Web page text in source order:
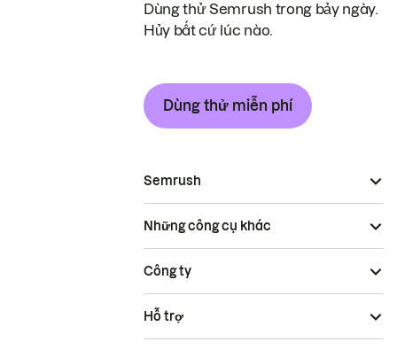
Dùng thử Semrush trong bảy ngày.
Hủy bất cứ lúc nào.
Dùng thử miễn phí
Semrush
Những công cụ khác
Công ty
Hỗ trợ